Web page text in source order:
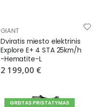
GIANT
Dviratis miesto elektrinis
Explore E+ 4 STA 25km/h
-Hematite-L
2 199,00 €
GREITAS PRISTATYMAS